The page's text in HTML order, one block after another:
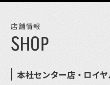
店舗情報
SHOP
本社センター店・ロイ